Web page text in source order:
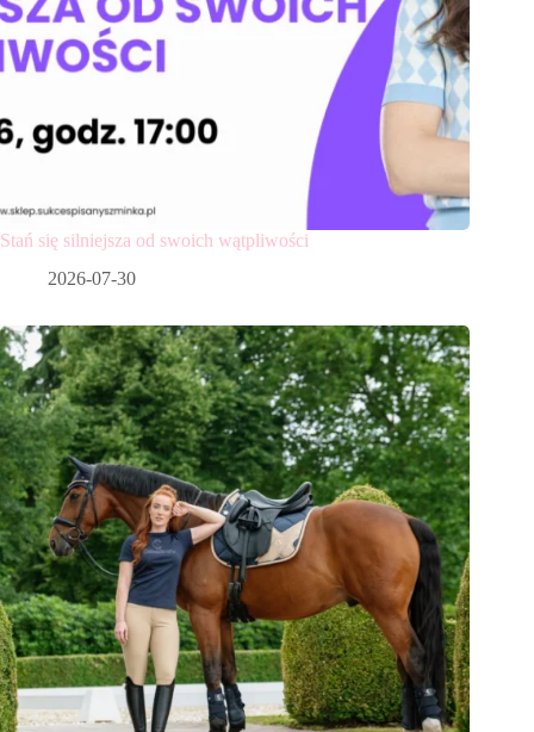
Stań się silniejsza od swoich wątpliwości
2026-07-30